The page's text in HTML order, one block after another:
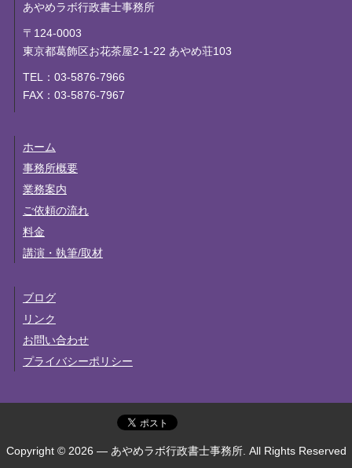
あやめラボ行政書士事務所
〒124-0003
東京都葛飾区お花茶屋2-1-22 あやめ荘103
TEL：03-5876-7966
FAX：03-5876-7967
ホーム
事務所概要
業務案内
ご依頼の流れ
料金
講演・執筆/取材
ブログ
リンク
お問い合わせ
プライバシーポリシー
Copyright © 2026 — あやめラボ行政書士事務所. All Rights Reserved